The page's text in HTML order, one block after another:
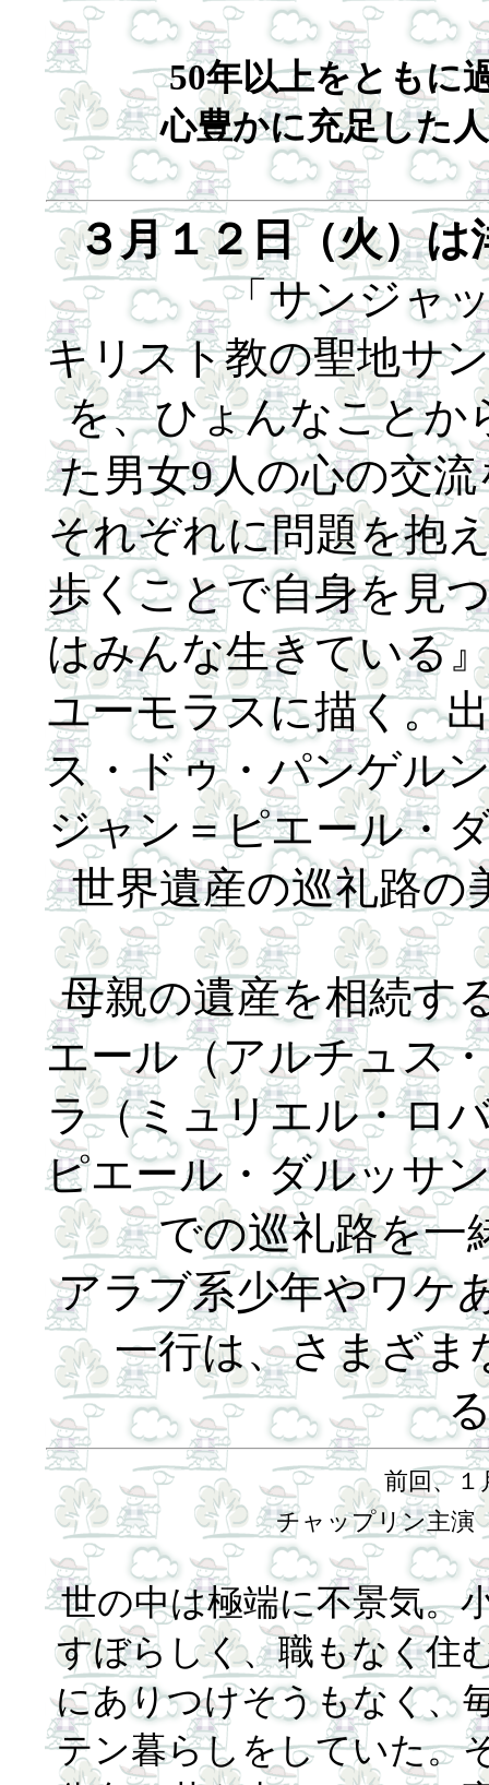
50年以上をともに
心豊かに充足した
３月１２日（火）は
「サンジャ
キリスト教の聖地サ
を、ひょんなことか
た男女9人の心の交
それぞれに問題を抱
歩くことで自身を見
はみんな生きている
ユーモラスに描く。
ス・ドゥ・パンゲル
ジャン＝ピエール・
世界遺産の巡礼路の
母親の遺産を相続す
エール（アルチュス
ラ（ミュリエル・ロ
ピエール・ダルッサ
での巡礼路を一
アラブ系少年やワケ
一行は、さまざま
前回、１
チャップリン主演
世の中は極端に不景気。
すぼらしく、職もなく住
にありつけそうもなく、
テン暮らしをしていた。